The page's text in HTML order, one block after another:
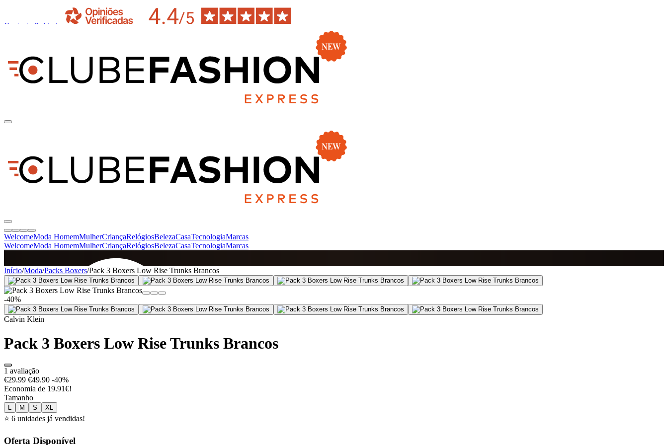
Contacto & Ajuda
WelcomeModa HomemMulherCriançaRelógiosBelezaCasaTecnologiaMarcas
WelcomeModa HomemMulherCriançaRelógiosBelezaCasaTecnologiaMarcas
SINCE 2005
+de 36.000 reviews
Início/Moda/Packs Boxers/Pack 3 Boxers Low Rise Trunks Brancos
-40%
Calvin Klein
Pack 3 Boxers Low Rise Trunks Brancos
1 avaliação
€29.99 €49.90 -40%
Economia de 19.91€!
Tamanho
M S XL
⭐ 6 unidades já vendidas!
Oferta Disponível